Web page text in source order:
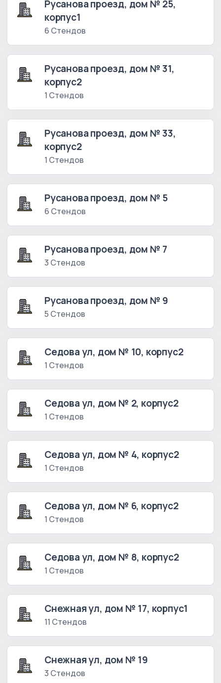
Русанова проезд, дом № 25,
корпус1
6 Стендов
Русанова проезд, дом № 31,
корпус2
1 Стендов
Русанова проезд, дом № 33,
корпус2
1 Стендов
Русанова проезд, дом № 5
6 Стендов
Русанова проезд, дом № 7
3 Стендов
Русанова проезд, дом № 9
5 Стендов
Седова ул, дом № 10, корпус2
1 Стендов
Седова ул, дом № 2, корпус2
1 Стендов
Седова ул, дом № 4, корпус2
1 Стендов
Седова ул, дом № 6, корпус2
1 Стендов
Седова ул, дом № 8, корпус2
1 Стендов
Снежная ул, дом № 17, корпус1
11 Стендов
Снежная ул, дом № 19
3 Стендов